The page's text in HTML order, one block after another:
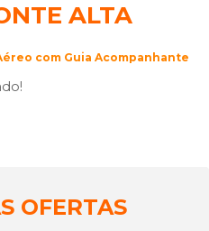
ALTA
com Guia Acompanhante
OFERTAS